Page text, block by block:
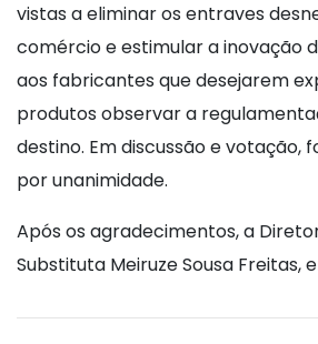
vistas a eliminar os entraves
comércio e estimular a inovação
aos fabricantes que desejarem
produtos observar a
destino. Em discussão e votação,
por unanimidade.
Após os agradecimentos, a
Substituta Meiruze Sousa Freitas,